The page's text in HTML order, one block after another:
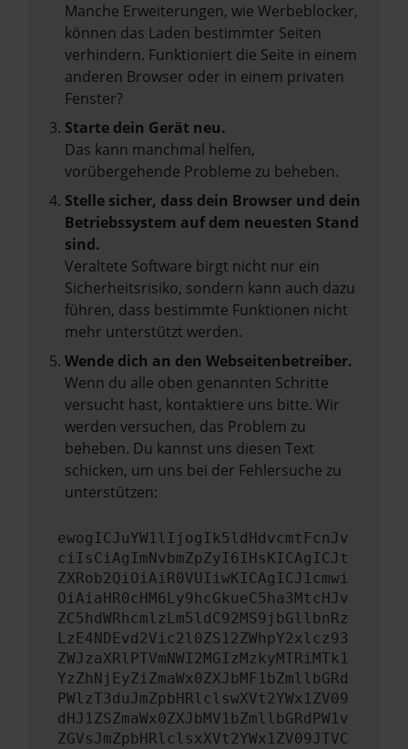
Manche Erweiterungen, wie Werbeblocker,
können das Laden bestimmter Seiten
verhindern. Funktioniert die Seite in einem
anderen Browser oder in einem privaten
Fenster?
Starte dein Gerät neu.
Das kann manchmal helfen,
vorübergehende Probleme zu beheben.
Stelle sicher, dass dein Browser und dein
Betriebssystem auf dem neuesten Stand
sind.
Veraltete Software birgt nicht nur ein
Sicherheitsrisiko, sondern kann auch dazu
führen, dass bestimmte Funktionen nicht
mehr unterstützt werden.
Wende dich an den Webseitenbetreiber.
Wenn du alle oben genannten Schritte
versucht hast, kontaktiere uns bitte. Wir
werden versuchen, das Problem zu
beheben. Du kannst uns diesen Text
schicken, um uns bei der Fehlersuche zu
unterstützen:
ewogICJuYW1lIjogIk5ldHdvcmtFcnJv
ciIsCiAgImNvbmZpZyI6IHsKICAgICJt
ZXRob2QiOiAiR0VUIiwKICAgICJ1cmwi
OiAiaHR0cHM6Ly9hcGkueC5ha3MtcHJv
ZC5hdWRhcmlzLm5ldC92MS9jbGllbnRz
LzE4NDEvd2Vic2l0ZS12ZWhpY2xlcz93
ZWJzaXRlPTVmNWI2MGIzMzkyMTRiMTk1
YzZhNjEyZiZmaWx0ZXJbMF1bZmllbGRd
PWlzT3duJmZpbHRlclswXVt2YWx1ZV09
dHJ1ZSZmaWx0ZXJbMV1bZmllbGRdPW1v
ZGVsJmZpbHRlclsxXVt2YWx1ZV09JTVC